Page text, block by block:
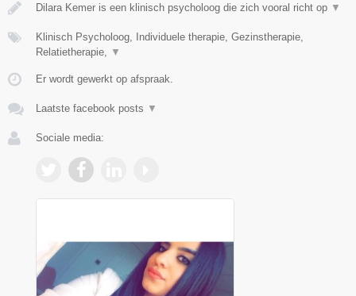
Dilara Kemer is een klinisch psycholoog die zich vooral richt op ▼
Klinisch Psycholoog, Individuele therapie, Gezinstherapie,
Relatietherapie,
▼
Er wordt gewerkt op afspraak.
Laatste facebook posts ▼
Sociale media: